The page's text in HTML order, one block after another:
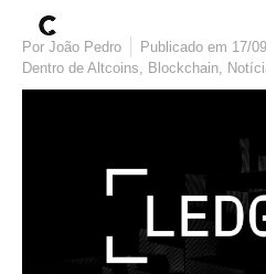
Por João Pedro Publicado em 17/
Dentro de Altcoins, Blockchain,